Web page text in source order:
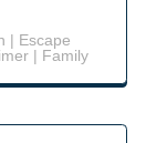
| Escape
| Family